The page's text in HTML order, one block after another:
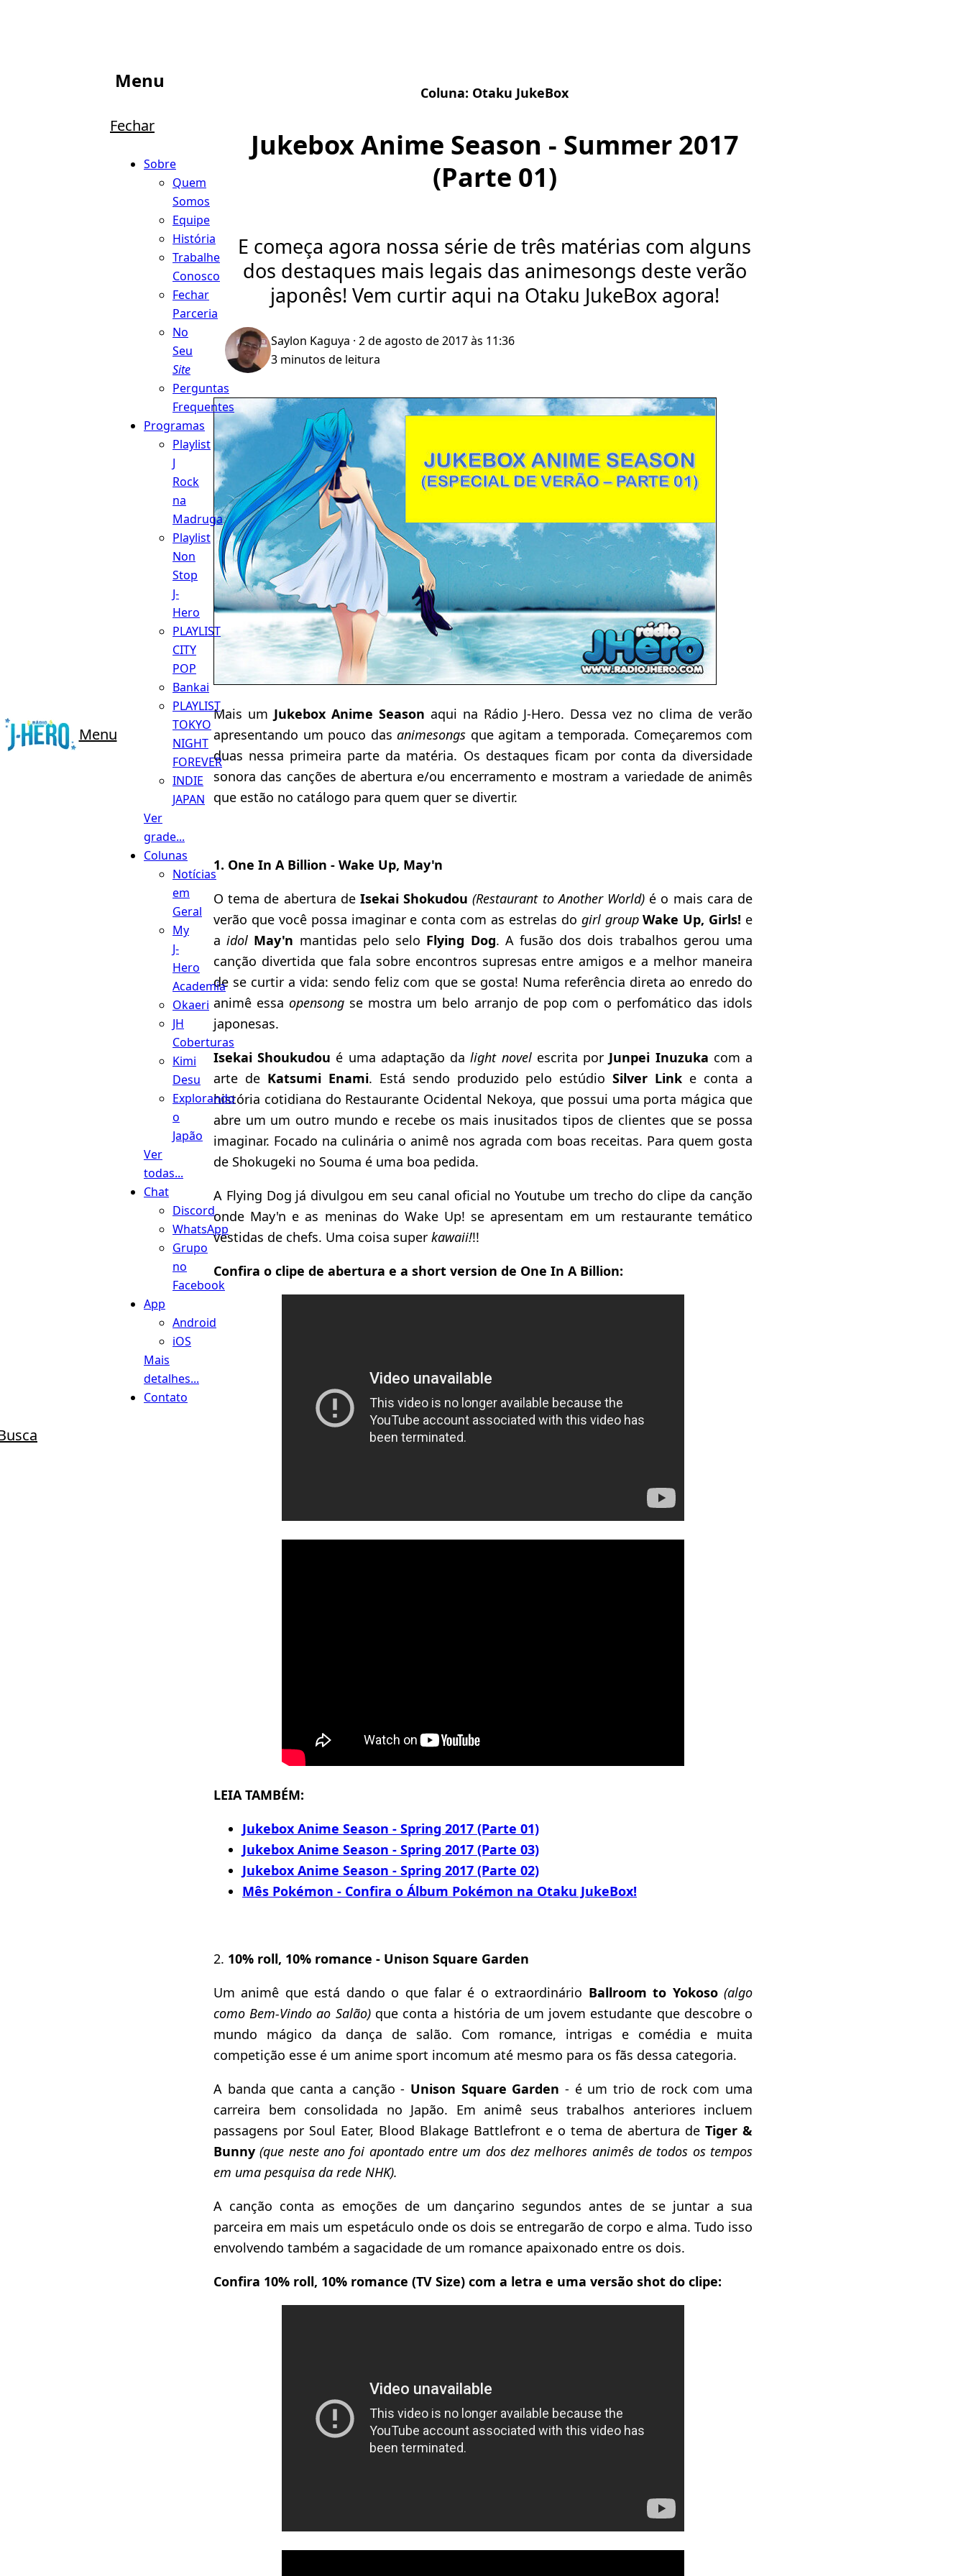
Menu
Menu
Fechar
Sobre
Quem
Somos
Equipe
História
Trabalhe
Conosco
Fechar
Parceria
No
Seu
Site
Perguntas
Frequentes
Programas
Playlist
J
Rock
na
Madruga
Playlist
Non
Stop
J-
Hero
PLAYLIST
CITY
POP
Bankai
PLAYLIST
TOKYO
NIGHT
FOREVER
INDIE
JAPAN
Ver
grade...
Colunas
Notícias
em
Geral
My
J-
Hero
Academia
Okaeri
JH
Coberturas
Kimi
Desu
Explorando
o
Japão
Ver
todas...
Chat
Discord
WhatsApp
Grupo
no
Facebook
App
Android
iOS
Mais
detalhes...
Contato
Coluna: Otaku JukeBox
Jukebox Anime Season - Summer 2017
(Parte 01)
E começa agora nossa série de três matérias com alguns
dos destaques mais legais das animesongs deste verão
japonês! Vem curtir aqui na Otaku JukeBox agora!
Saylon Kaguya · 2 de agosto de 2017 às 11:36
3 minutos de leitura
Mais um Jukebox Anime Season aqui na Rádio J-Hero. Dessa vez no clima de verão
apresentando um pouco das animesongs que agitam a temporada. Começaremos com
duas nessa primeira parte da matéria. Os destaques ficam por conta da diversidade
sonora das canções de abertura e/ou encerramento e mostram a variedade de animês
que estão no catálogo para quem quer se divertir.
1. One In A Billion - Wake Up, May'n
O tema de abertura de Isekai Shokudou (Restaurant to Another World) é o mais cara de
verão que você possa imaginar e conta com as estrelas do girl group Wake Up, Girls! e
a idol May'n mantidas pelo selo Flying Dog. A fusão dos dois trabalhos gerou uma
canção divertida que fala sobre encontros supresas entre amigos e a melhor maneira
de se curtir a vida: sendo feliz com que se gosta! Numa referência direta ao enredo do
animê essaopensong se mostra um belo arranjo de pop com o perfomático das idols
japonesas.
Isekai Shoukudou é uma adaptação dalight novel escrita por Junpei Inuzuka com a
arte de Katsumi Enami. Está sendo produzido pelo estúdioSilver Link e conta a
história cotidiana do Restaurante Ocidental Nekoya, que possui uma porta mágica que
abre um um outro mundo e recebe os mais inusitados tipos de clientes que se possa
imaginar. Focado na culinária o animê nos agrada com boas receitas. Para quem gosta
de Shokugeki no Souma é uma boa pedida.
A Flying Dog já divulgou em seu canal oficial no Youtube um trecho do clipe da canção
onde May'n e as meninas do Wake Up! se apresentam em um restaurante temático
vestidas de chefs. Uma coisa super kawaii!!!
Confira o clipe de abertura e a short version de One In A Billion:
LEIA TAMBÉM:
Jukebox Anime Season - Spring 2017 (Parte 01)
Jukebox Anime Season - Spring 2017 (Parte 03)
Jukebox Anime Season - Spring 2017 (Parte 02)
Mês Pokémon - Confira o Álbum Pokémon na Otaku JukeBox!
2. 10% roll, 10% romance - Unison Square Garden
Um animê que está dando o que falar é o extraordinário Ballroom to Yokoso (algo
como Bem-Vindo ao Salão)que conta a história de um jovem estudante que descobre o
mundo mágico da dança de salão. Com romance, intrigas e comédia e muita
competição esse é um anime sport incomum até mesmo para os fãs dessa categoria.
A banda que canta a canção - Unison Square Garden- é um trio de rock com uma
carreira bem consolidada no Japão. Em animê seus trabalhos anteriores incluem
passagens por Soul Eater, Blood Blakage Battlefront e o tema de abertura de Tiger &
Bunny(que neste ano foi apontado entre um dos dez melhores animês de todos os tempos
em uma pesquisa da rede NHK).
A canção conta as emoções de um dançarino segundos antes de se juntar a sua
parceira em mais um espetáculo onde os dois se entregarão de corpo e alma. Tudo isso
envolvendo também a sagacidade de um romance apaixonado entre os dois.
Confira 10% roll, 10% romance (TV Size) com a letra e uma versão shot do clipe: